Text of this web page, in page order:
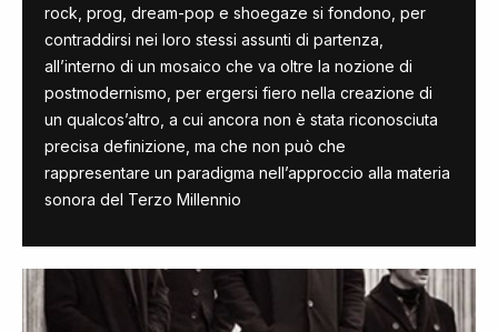
rock, prog, dream-pop e shoegaze si fondono, per
contraddirsi nei loro stessi assunti di partenza,
all’interno di un mosaico che va oltre la nozione di
postmodernismo, per ergersi fiero nella creazione di
un qualcos’altro, a cui ancora non è stata riconosciuta
precisa definizione, ma che non può che
rappresentare un paradigma nell’approccio alla materia
sonora del Terzo Millennio